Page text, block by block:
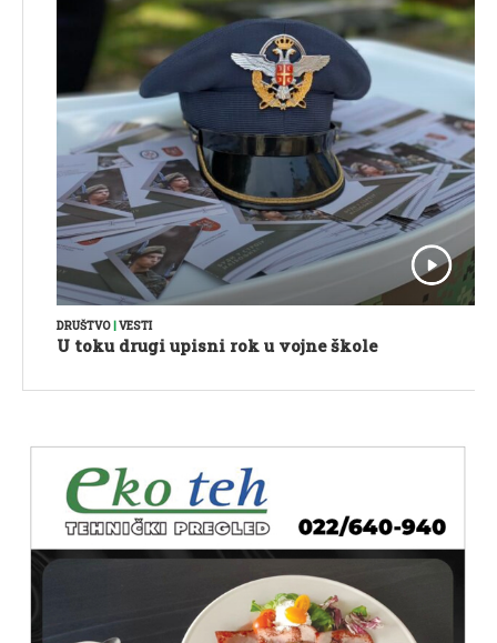
DRUŠTVO|VESTI
U toku drugi upisni rok u vojne škole